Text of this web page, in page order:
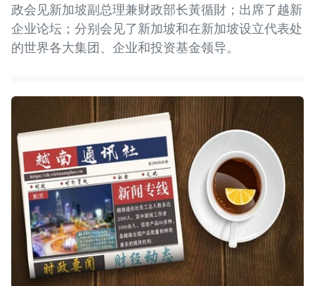
政会见新加坡副总理兼财政部长黃循財；出席了越新
企业论坛；分别会见了新加坡和在新加坡设立代表处
的世界各大集团、企业和投资基金领导。